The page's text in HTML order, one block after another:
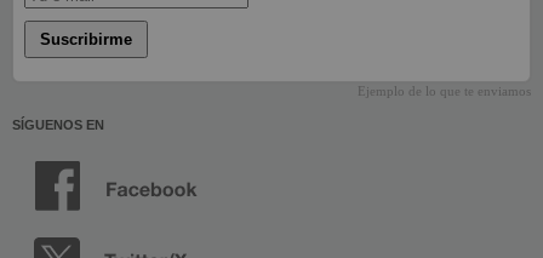
Suscribirme
Ejemplo de lo que te enviamos
SÍGUENOS EN